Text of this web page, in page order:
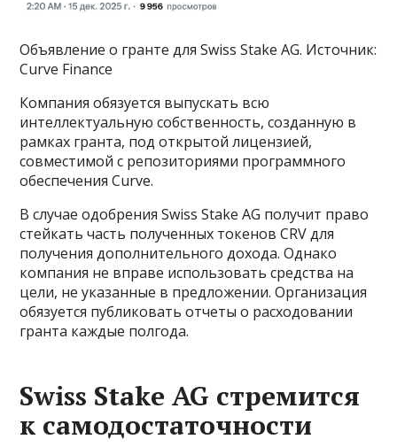
Объявление о гранте для Swiss Stake AG. Источник:
Curve Finance
Компания обязуется выпускать всю
интеллектуальную собственность, созданную в
рамках гранта, под открытой лицензией,
совместимой с репозиториями программного
обеспечения Curve.
В случае одобрения Swiss Stake AG получит право
стейкать часть полученных токенов CRV для
получения дополнительного дохода. Однако
компания не вправе использовать средства на
цели, не указанные в предложении. Организация
обязуется публиковать отчеты о расходовании
гранта каждые полгода.
Swiss Stake AG стремится
к самодостаточности